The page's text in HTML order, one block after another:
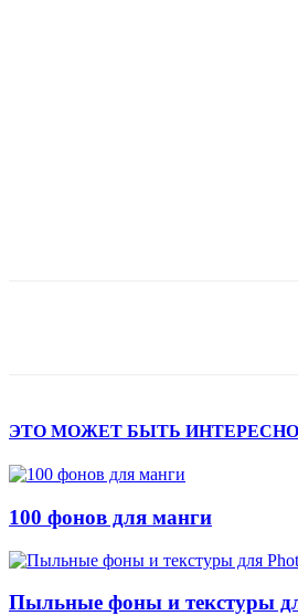
ЭТО МОЖЕТ БЫТЬ ИНТЕРЕСНО
100 фонов для манги
Пыльные фоны и текстуры